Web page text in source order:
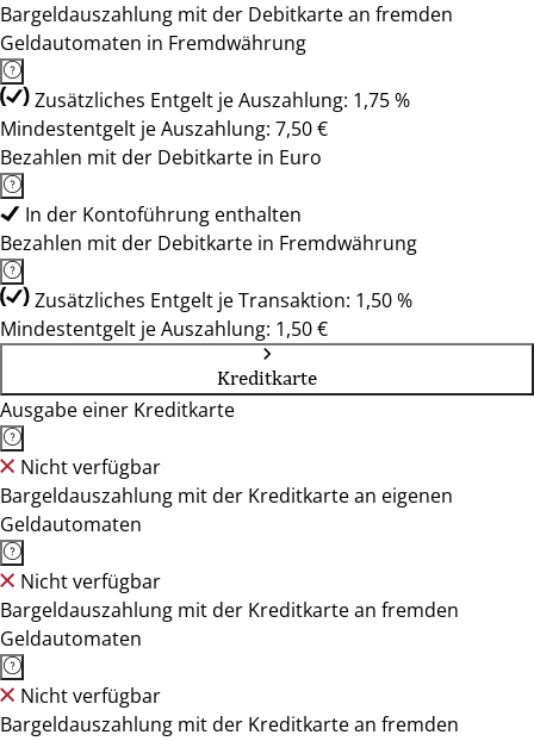
Bargeldauszahlung mit der Debitkarte an fremden
Geldautomaten in Fremdwährung
Zusätzliches Entgelt je Auszahlung: 1,75 %
Mindestentgelt je Auszahlung: 7,50 €
Bezahlen mit der Debitkarte in Euro
In der Kontoführung enthalten
Bezahlen mit der Debitkarte in Fremdwährung
Zusätzliches Entgelt je Transaktion: 1,50 %
Mindestentgelt je Auszahlung: 1,50 €
Kreditkarte
Ausgabe einer Kreditkarte
Nicht verfügbar
Bargeldauszahlung mit der Kreditkarte an eigenen
Geldautomaten
Nicht verfügbar
Bargeldauszahlung mit der Kreditkarte an fremden
Geldautomaten
Nicht verfügbar
Bargeldauszahlung mit der Kreditkarte an fremden